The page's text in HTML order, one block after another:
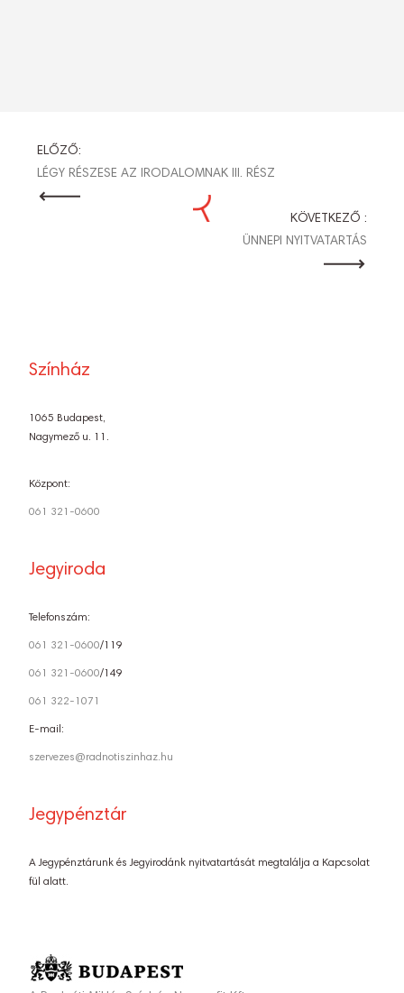
BEJEGYZÉS
NAVIGÁCIÓ
ELŐZŐ:
LÉGY RÉSZESE AZ IRODALOMNAK III. RÉSZ
KÖVETKEZŐ :
ÜNNEPI NYITVATARTÁS
Színház
1065 Budapest,
Nagymező u. 11.
Központ:
061 321-0600
Jegyiroda
Telefonszám:
061 321-0600/119
061 321-0600/149
061 322-1071
E-mail:
szervezes@radnotiszinhaz.hu
Jegypénztár
A Jegypénztárunk és Jegyirodánk nyitvatartását megtalálja a Kapcsolat
fül alatt.